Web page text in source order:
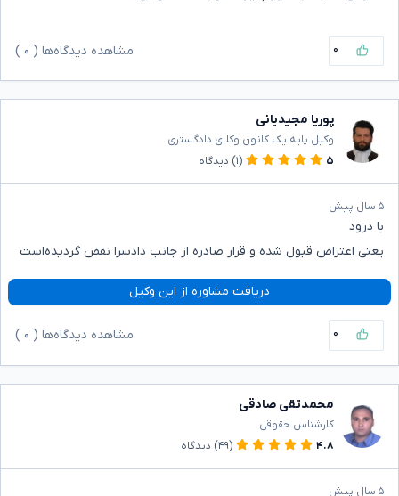
۰ مشاهده دیدگاه‌ها ( ۰
پوریا مجیدیانی
وکیل پایه یک کانون وکلای دادگستری
۵
(۱) دیدگاه
۵ سال پیش
با درود
یعنی اعتراض قبول شده و قرار صادره از جانب دادسرا نقض گردیده‌است
دریافت مشاوره از این وکیل
۰ مشاهده دیدگاه‌ها ( ۰
محمدتقی صادقی
کارشناس حقوقی
۴.۸
(۴۹) دیدگاه
۵ سال پیش